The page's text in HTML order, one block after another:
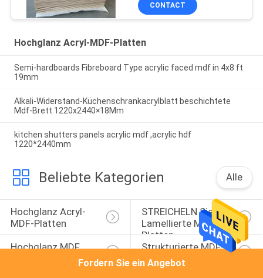
CONTACT
Hochglanz Acryl-MDF-Platten
Semi-hardboards Fibreboard Type acrylic faced mdf in 4x8 ft
19mm
Alkali-Widerstand-Küchenschrankacrylblatt beschichtete
Mdf-Brett 1220x2440×18Mm
kitchen shutters panels acrylic mdf ,acrylic hdf
1220*2440mm
Beliebte Kategorien Alle
Hochglanz Acryl-
MDF-Platten
STREICHELN Sie
Lamellierte MDF-
Platten
Hochglanz MDF
Strukturierte MDF-
Platten
Fordern Sie ein Angebot